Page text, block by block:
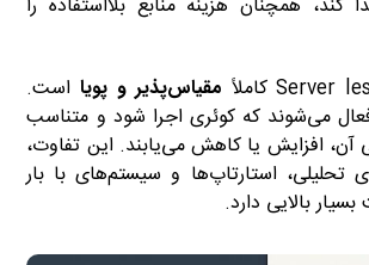
همچنان هزینه منابع بلااستفاده را
مقیاس‌پذیر و پویا است.
می‌شوند که کوئری اجرا شود و متناسب
افزایش یا کاهش می‌یابند. این تفاوت،
تحلیلی، استارتاپ‌ها و سیستم‌های با بار
بالایی دارد.